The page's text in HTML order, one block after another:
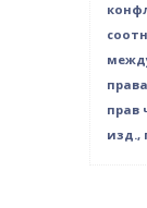
прав
изд.,